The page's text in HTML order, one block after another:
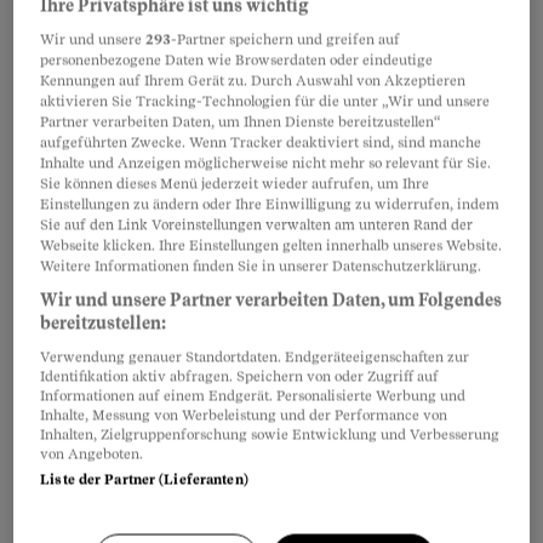
So hilft SOS Beobachter
Dank Spenden weiter in den
Gitarrenunterricht
Ihre Privatsphäre ist uns wichtig
Wir und unsere293-Partner speichern und greifen auf
personenbezogene Daten wie Browserdaten oder eindeutige
Kennungen auf Ihrem Gerät zu. Durch Auswahl von Akzeptieren
aktivieren Sie Tracking-Technologien für die unter „Wir und unsere
Partner verarbeiten Daten, um Ihnen Dienste bereitzustellen“
aufgeführten Zwecke. Wenn Tracker deaktiviert sind, sind manche
Inhalte und Anzeigen möglicherweise nicht mehr so relevant für Sie.
Sie können dieses Menü jederzeit wieder aufrufen, um Ihre
Einstellungen zu ändern oder Ihre Einwilligung zu widerrufen, indem
Sie auf den Link Voreinstellungen verwalten am unteren Rand der
Webseite klicken. Ihre Einstellungen gelten innerhalb unseres Website.
Weitere Informationen finden Sie in unserer Datenschutzerklärung.
Wir und unsere Partner verarbeiten Daten, um Folgendes
bereitzustellen:
Verwendung genauer Standortdaten. Endgeräteeigenschaften zur
Identifikation aktiv abfragen. Speichern von oder Zugriff auf
Informationen auf einem Endgerät. Personalisierte Werbung und
Inhalte, Messung von Werbeleistung und der Performance von
Inhalten, Zielgruppenforschung sowie Entwicklung und Verbesserung
von Angeboten.
Liste der Partner (Lieferanten)